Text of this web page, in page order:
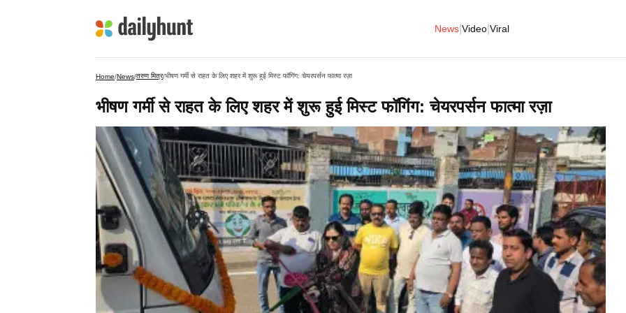
News Video Viral
Home/News/तरुण मित्र/भीषण गर्मी से राहत के लिए शहर में शुरू हुई मिस्ट फॉगिंग: चेयरपर्सन फात्मा रज़ा
भीषण गर्मी से राहत के लिए शहर में शुरू हुई मिस्ट फॉगिंग: चेयरपर्सन फात्मा रज़ा